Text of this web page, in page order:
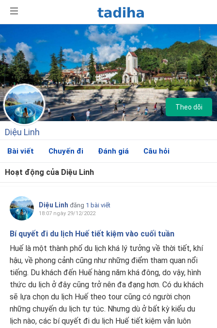
Theo dõi
Diệu Linh
Bài viết Chuyến đi Đánh giá Câu hỏi
Giới thiệu
Hoạt động của Diệu Linh
Diệu Linh đăng 1 bài viết
18:07 ngày 29/12/2022
Bí quyết đi du lịch Huế tiết kiệm vào cuối tuần
Huế là một thành phố du lịch khá lý tưởng về thời tiết, khí
hậu, về phong cảnh cũng như những điểm tham quan nổi
tiếng. Du khách đến Huế hàng năm khá đông, do vậy, hình
thức du lịch ở đây cũng trở nên đa đạng hơn. Có du khách
sẽ lựa chọn du lịch Huế theo tour cũng có người chọn
những chuyến du lịch tự túc. Nhưng dù ở bất kỳ kiểu du
lịch nào, các bí quyết đi du lịch Huế tiết kiệm vẫn luôn